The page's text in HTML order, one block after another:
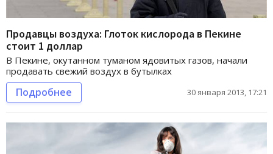
Продавцы воздуха: Глоток кислорода в Пекине
стоит 1 доллар
В Пекине, окутанном туманом ядовитых газов, начали
продавать свежий воздух в бутылках
Подробнее 30 января 2013, 17:21